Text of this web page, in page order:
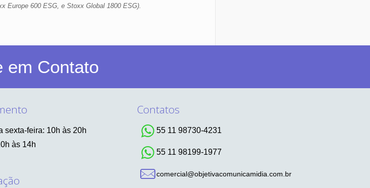
Europe 600 ESG, e Stoxx Global 1800 ESG).
em Contato
sexta-feira: 10h às 20h
às 14h
Contatos
55 11 98730-4231
55 11 98199-1977
comercial@objetivacomunicamidia.com.br